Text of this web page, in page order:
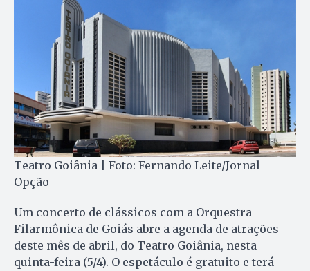
Teatro Goiânia | Foto: Fernando Leite/Jornal
Opção
Um concerto de clássicos com a Orquestra
Filarmônica de Goiás abre a agenda de atrações
deste mês de abril, do Teatro Goiânia, nesta
quinta-feira (5/4). O espetáculo é gratuito e terá